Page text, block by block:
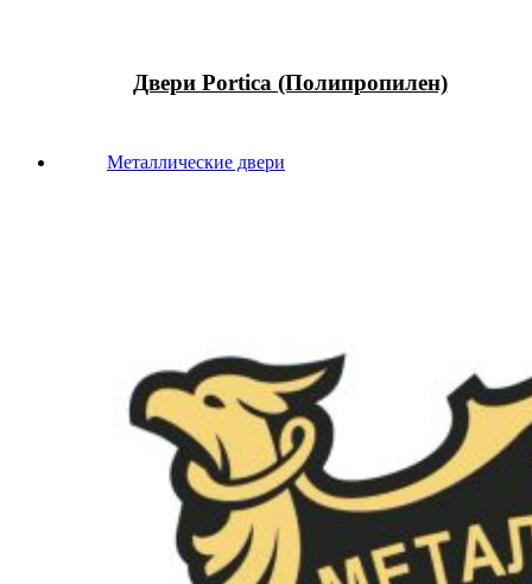
Двери Portica (Полипропилен)
Металлические двери